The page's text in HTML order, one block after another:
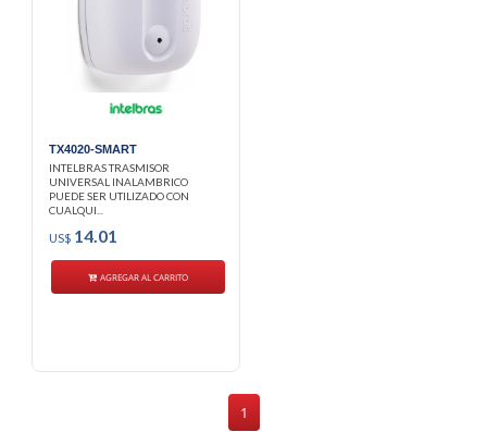
TX4020-SMART
INTELBRAS TRASMISOR
UNIVERSAL INALAMBRICO
PUEDE SER UTILIZADO CON
CUALQUI...
US$ 14.01
AGREGAR AL CARRITO
1